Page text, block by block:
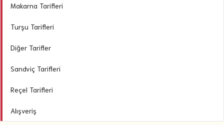
Makarna Tarifleri
Turşu Tarifleri
Diğer Tarifler
Sandviç Tarifleri
Reçel Tarifleri
Alışveriş